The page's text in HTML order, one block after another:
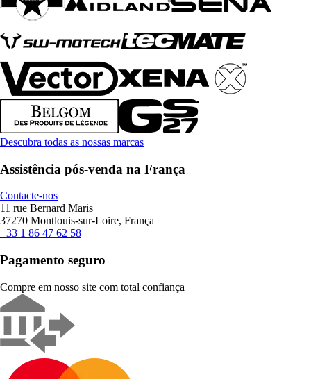
Descubra todas as nossas marcas
Assistência pós-venda na França
Contacte-nos
11 rue Bernard Maris
37270 Montlouis-sur-Loire, França
+33 1 86 47 62 58
Pagamento seguro
Compre em nosso site com total confiança